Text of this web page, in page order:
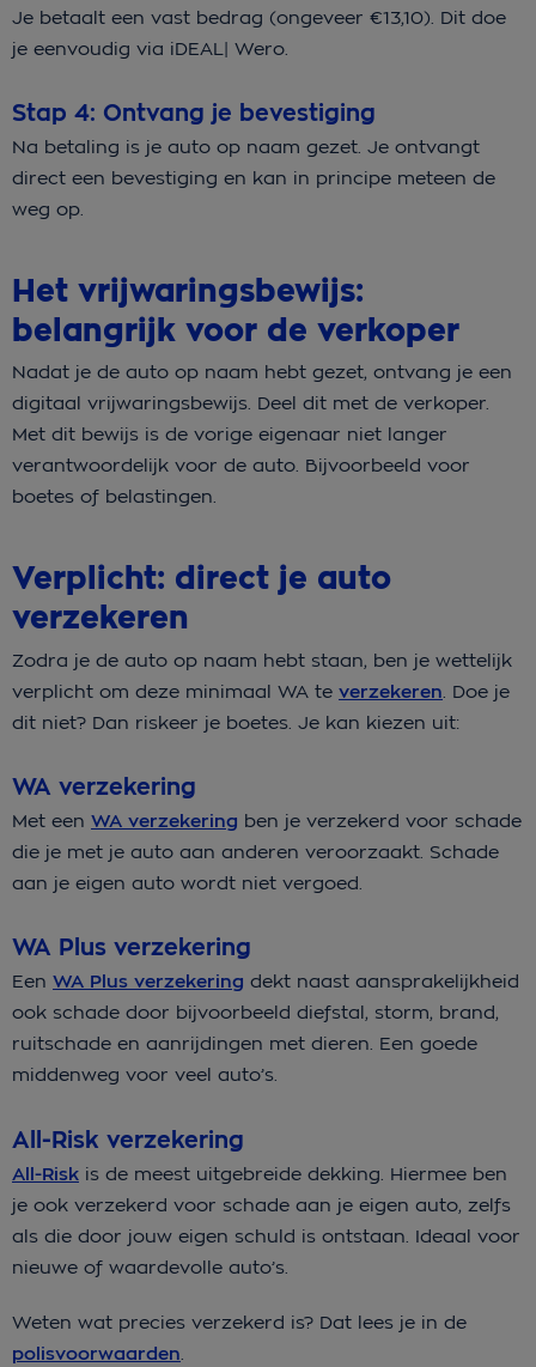
Je betaalt een vast bedrag (ongeveer €13,10). Dit doe
je eenvoudig via iDEAL| Wero.
Stap 4: Ontvang je bevestiging
Na betaling is je auto op naam gezet. Je ontvangt
direct een bevestiging en kan in principe meteen de
weg op.
Het vrijwaringsbewijs:
belangrijk voor de verkoper
Nadat je de auto op naam hebt gezet, ontvang je een
digitaal vrijwaringsbewijs. Deel dit met de verkoper.
Met dit bewijs is de vorige eigenaar niet langer
verantwoordelijk voor de auto. Bijvoorbeeld voor
boetes of belastingen.
Verplicht: direct je auto
verzekeren
Zodra je de auto op naam hebt staan, ben je wettelijk
verplicht om deze minimaal WA te verzekeren . Doe je
dit niet? Dan riskeer je boetes. Je kan kiezen uit:
WA verzekering
Met een WA verzekering ben je verzekerd voor schade
die je met je auto aan anderen veroorzaakt. Schade
aan je eigen auto wordt niet vergoed.
WA Plus verzekering
Een WA Plus verzekering dekt naast aansprakelijkheid
ook schade door bijvoorbeeld diefstal, storm, brand,
ruitschade en aanrijdingen met dieren. Een goede
middenweg voor veel auto’s.
All-Risk verzekering
All-Risk is de meest uitgebreide dekking. Hiermee ben
je ook verzekerd voor schade aan je eigen auto, zelfs
als die door jouw eigen schuld is ontstaan. Ideaal voor
nieuwe of waardevolle auto’s.
Weten wat precies verzekerd is? Dat lees je in de
polisvoorwaarden